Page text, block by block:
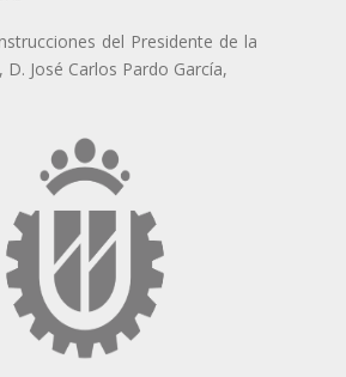
del Presidente de la
D. José Carlos Pardo García,